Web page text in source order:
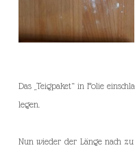
Das „Teigpaket“ in Folie
legen.
Nun wieder der Länge nach